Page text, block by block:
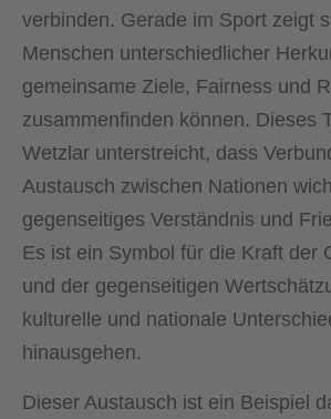
verbinden. Gerade im Sport zeigt
Menschen unterschiedlicher
gemeinsame Ziele, Fairness und
zusammenfinden können. Dieses
Wetzlar unterstreicht, dass
Austausch zwischen Nationen
gegenseitiges Verständnis und
Es ist ein Symbol für die Kraft der
und der gegenseitigen
kulturelle und nationale
hinausgehen.
Dieser Austausch ist ein Beispiel